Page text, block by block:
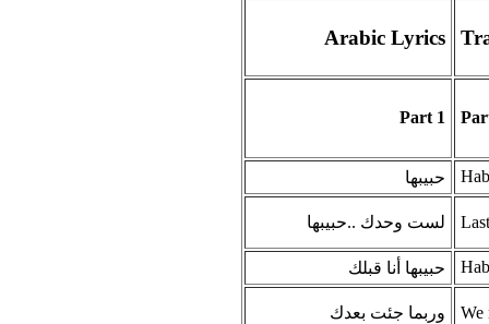
Arabic Lyrics
Part 1
حبيبها
لست وحدك ..حبيبها
حبيبها أنا قبلك
وربما جئت بعدك We